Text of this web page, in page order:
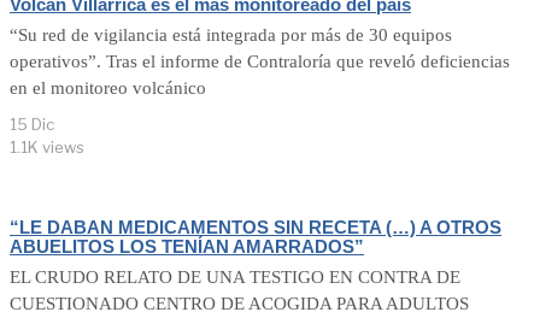
Volcán Villarrica es el más monitoreado del país
“Su red de vigilancia está integrada por más de 30 equipos
operativos”. Tras el informe de Contraloría que reveló deficiencias
en el monitoreo volcánico
15 Dic
1.1K views
“LE DABAN MEDICAMENTOS SIN RECETA (…) A OTROS
ABUELITOS LOS TENÍAN AMARRADOS”
EL CRUDO RELATO DE UNA TESTIGO EN CONTRA DE
CUESTIONADO CENTRO DE ACOGIDA PARA ADULTOS